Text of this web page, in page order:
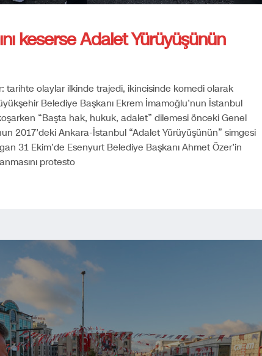
keserse Adalet Yürüyüşünün
tarihte olaylar ilkinde trajedi, ikincisinde komedi olarak
Belediye Başkanı Ekrem İmamoğlu’nun İstanbul
“Başta hak, hukuk, adalet” dilemesi önceki Genel
2017’deki Ankara-İstanbul “Adalet Yürüyüşünün” simgesi
31 Ekim’de Esenyurt Belediye Başkanı Ahmet Özer’in
protesto